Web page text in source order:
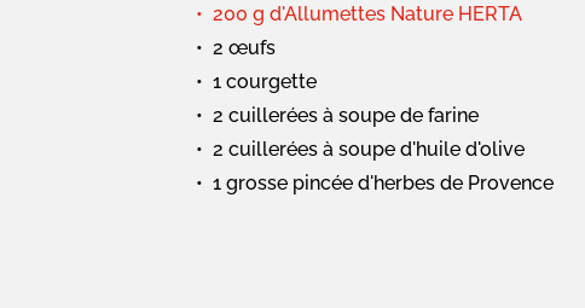
200 g d'Allumettes Nature HERTA
2 œufs
1 courgette
2 cuillerées à soupe de farine
2 cuillerées à soupe d'huile d'olive
1 grosse pincée d'herbes de Provence